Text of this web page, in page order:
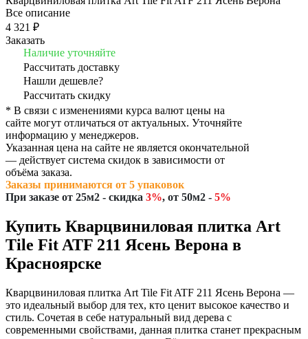
Все описание
4 321 ₽
Заказать
Наличие уточняйте
Рассчитать доставку
Нашли дешевле?
Рассчитать скидку
* В связи с изменениями курса валют цены на
сайте могут отличаться от актуальных. Уточняйте
информацию у менеджеров.
Указанная цена на сайте не является окончательной
— действует система скидок в зависимости от
объёма заказа.
Заказы принимаются от 5 упаковок
При заказе от 25м2 - скидка 3%, от 50м2 - 5%
Купить Кварцвиниловая плитка Art
Tile Fit ATF 211 Ясень Верона в
Красноярске
Кварцвиниловая плитка Art Tile Fit ATF 211 Ясень Верона —
это идеальный выбор для тех, кто ценит высокое качество и
стиль. Сочетая в себе натуральный вид дерева с
современными свойствами, данная плитка станет прекрасным